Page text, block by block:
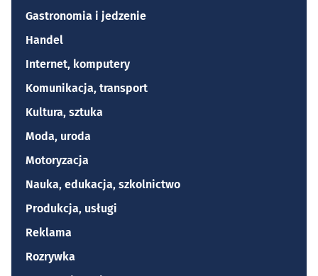
Gastronomia i jedzenie
Handel
Internet, komputery
Komunikacja, transport
Kultura, sztuka
Moda, uroda
Motoryzacja
Nauka, edukacja, szkolnictwo
Produkcja, usługi
Reklama
Rozrywka